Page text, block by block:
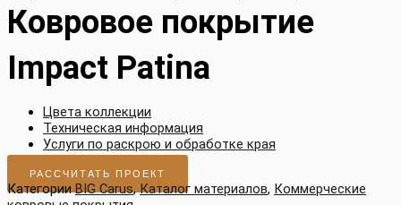
Ковровое покрытие
Impact Patina
Цвета коллекции
Техническая информация
Услуги по раскрою и обработке края
РАССЧИТАТЬ ПРОЕКТ
Категории BIG Carus,Каталог материалов, Коммерческие